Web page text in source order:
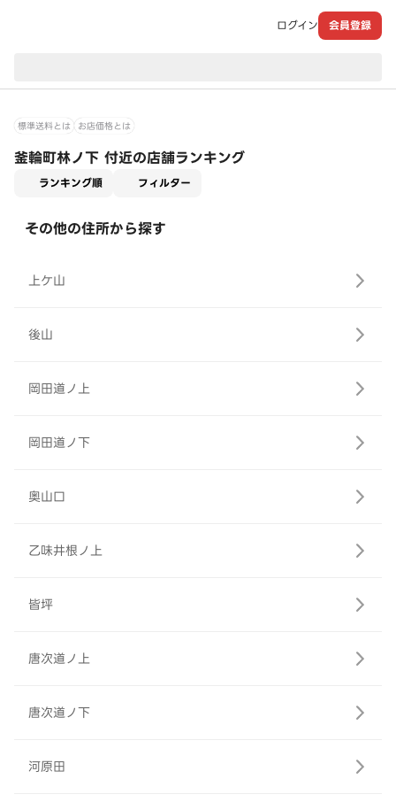
ログイン 会員登録
標準送料とは お店価格とは
釜輪町林ノ下 付近の店舗ランキング
ランキング順 フィルター
その他の住所から探す
上ケ山
後山
岡田道ノ上
岡田道ノ下
奥山口
乙味井根ノ上
皆坪
唐次道ノ上
唐次道ノ下
河原田